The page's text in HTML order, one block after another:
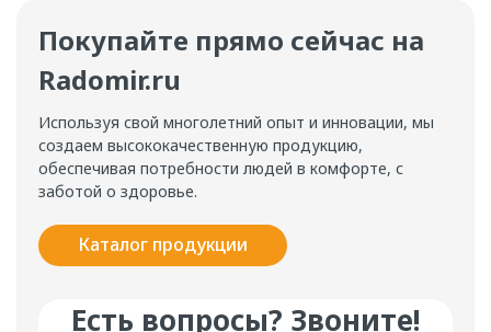
Покупайте прямо сейчас на
Radomir.ru
Используя свой многолетний опыт и инновации, мы
создаем высококачественную продукцию,
обеспечивая потребности людей в комфорте, с
заботой о здоровье.
Каталог продукции
Есть вопросы? Звоните!